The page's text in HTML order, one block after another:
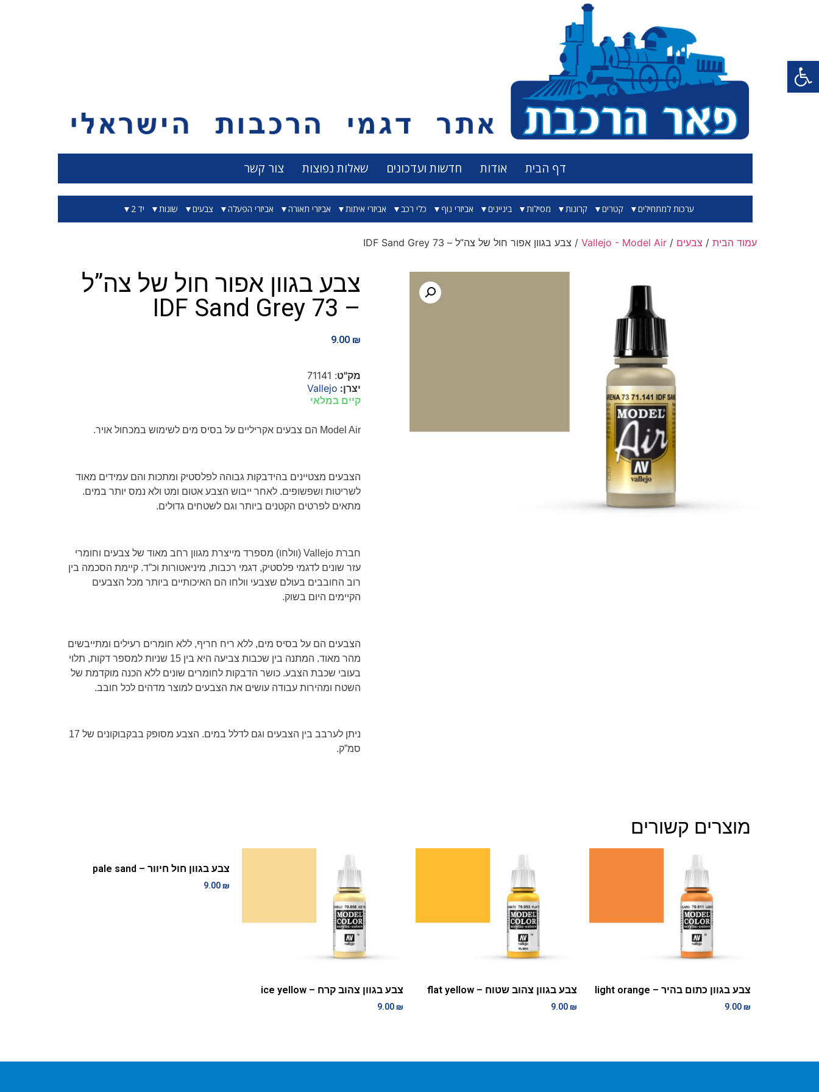
פתח סרגל נגישות
דף הבית אודות חדשות ועדכונים שאלות נפוצות צור קשר
ערכות למתחילים קטרים קרונות מסילות ביניינים אביזרי נוף כלי רכב אביזרי איתות אביזרי תאורה אביזרי הפעלה צבעים שונות יד 2
עמוד הבית / צבעים /
Vallejo - Model Air / צבע בגוון אפור חול של צה”ל – IDF Sand Grey 73
צבע בגוון אפור חול של צה”ל
– IDF Sand Grey 73
9.00 ₪
מק"ט: 71141
יצרן: Vallejo
קיים במלאי
Model Air הם צבעים אקריליים על בסיס מים לשימוש במכחול אויר.
הצבעים מצטיינים בהידבקות גבוהה לפלסטיק ומתכות והם עמידים מאוד
לשריטות ושפשופים. לאחר ייבוש הצבע אטום ומט ולא נמס יותר במים.
מתאים לפרטים הקטנים ביותר וגם לשטחים גדולים.
חברת Vallejo (וולחו) מספרד מייצרת מגוון רחב מאוד של צבעים וחומרי
עזר שונים לדגמי פלסטיק, דגמי רכבות, מיניאטורות וכ”ד. קיימת הסכמה בין
רוב החובבים בעולם שצבעי וולחו הם האיכותיים ביותר מכל הצבעים
הקיימים היום בשוק.
הצבעים הם על בסיס מים, ללא ריח חריף, ללא חומרים רעילים ומתייבשים
מהר מאוד. המתנה בין שכבות צביעה היא בין 15 שניות למספר דקות, תלוי
בעובי שכבת הצבע. כושר הדבקות לחומרים שונים ללא הכנה מוקדמת של
השטח ומהירות עבודה עושים את הצבעים למוצר מדהים לכל חובב.
ניתן לערבב בין הצבעים וגם לדלל במים. הצבע מסופק בבקבוקונים של 17
סמ”ק.
מוצרים קשורים
צבע בגוון כתום בהיר – light orange
9.00₪
צבע בגוון צהוב שטוח – flat yellow
9.00₪
צבע בגוון צהוב קרח – ice yellow
9.00₪
צבע בגוון חול חיוור – pale sand
9.00₪